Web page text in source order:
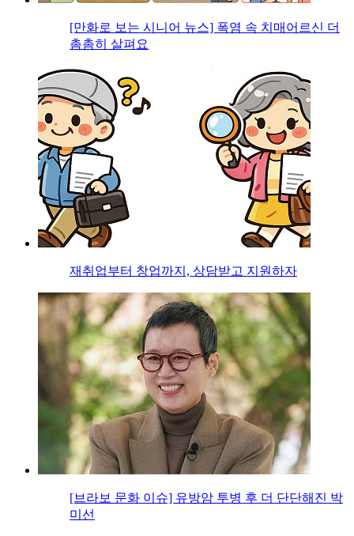
[만화로 보는 시니어 뉴스] 폭염 속 치매어르신 더
촘촘히 살펴요
재취업부터 창업까지, 상담받고 지원하자
[브라보 문화 이슈] 유방암 투병 후 더 단단해진 박
미선